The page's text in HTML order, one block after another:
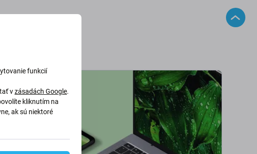
funkcií
vzásadách Google.
kliknutím na
ak sú niektoré